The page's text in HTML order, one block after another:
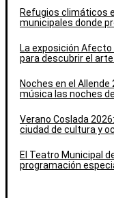
Refugios climáticos
municipales donde
La exposición
para descubrir el
Noches en el
música las noches
Verano Coslada
ciudad de cultura y
El Teatro Municipal
programación